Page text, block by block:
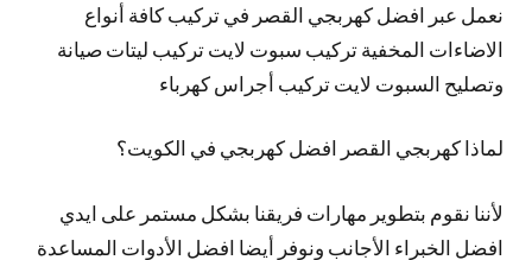
نعمل عبر افضل كهربجي القصر في تركيب كافة أنواع
الاضاءات المخفية تركيب سبوت لايت تركيب ليتات صيانة
وتصليح السبوت لايت تركيب أجراس كهرباء
لماذا كهربجي القصر افضل كهربجي في الكويت؟
لأننا نقوم بتطوير مهارات فريقنا بشكل مستمر على ايدي
افضل الخبراء الأجانب ونوفر أيضا افضل الأدوات المساعدة